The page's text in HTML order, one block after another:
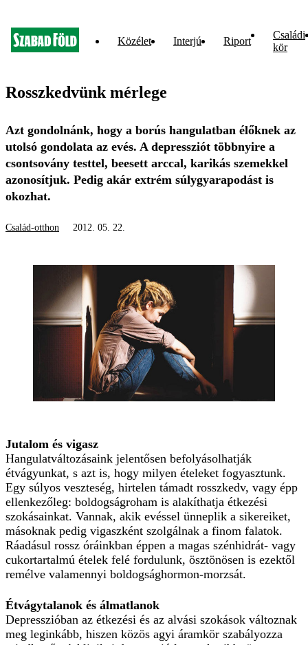
Közélet Interjú Riport
Családi
kör
Rosszkedvünk mérlege
Azt gondolnánk, hogy a borús hangulatban élőknek az
utolsó gondolata az evés. A depressziót többnyire a
csontsovány testtel, beesett arccal, karikás szemekkel
azonosítjuk. Pedig akár extrém súlygyarapodást is
okozhat.
Család-otthon 2012. 05. 22.
Jutalom és vigasz
Hangulatváltozásaink jelentősen befolyásolhatják
étvágyunkat, s azt is, hogy milyen ételeket fogyasztunk.
Egy súlyos veszteség, hirtelen támadt rosszkedv, vagy épp
ellenkezőleg: boldogságroham is alakíthatja étkezési
szokásainkat. Vannak, akik evéssel ünneplik a sikereiket,
másoknak pedig vigaszként szolgálnak a finom falatok.
Ráadásul rossz óráinkban éppen a magas szénhidrát- vagy
cukortartalmú ételek felé fordulunk, ösztönösen is ezektől
remélve valamennyi boldogsághormon-morzsát.
Étvágytalanok és álmatlanok
Depresszióban az étkezési és az alvási szokások változnak
meg leginkább, hiszen közös agyi áramkör szabályozza